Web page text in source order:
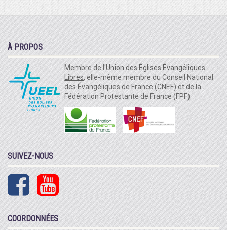
À PROPOS
Membre de l'Union des Églises Évangéliques
Libres, elle-même membre du Conseil National
des Évangéliques de France (CNEF) et de la
Fédération Protestante de France (FPF).
SUIVEZ-NOUS
COORDONNÉES